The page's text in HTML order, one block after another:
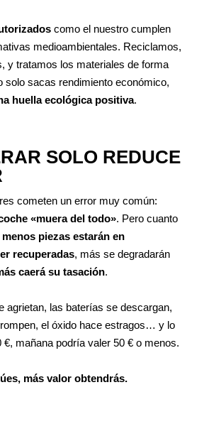
como el nuestro cumplen
medioambientales. Reciclamos,
y tratamos los materiales de forma
solo sacas rendimiento económico,
huella ecológica positiva.
SOLO REDUCE
cometen un error muy común:
«muera del todo». Pero cuanto
menos piezas estarán en
recuperadas, más se degradarán
caerá su tasación.
agrietan, las baterías se descargan,
el óxido hace estragos… y lo
€, mañana podría valer 50 € o menos.
más valor obtendrás.